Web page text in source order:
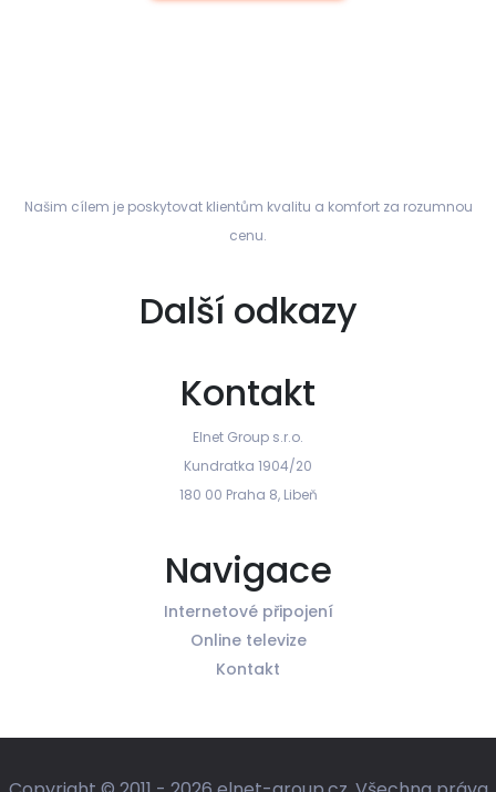
Našim cílem je poskytovat klientům kvalitu a komfort za rozumnou
cenu.
Další odkazy
Kontakt
Elnet Group s.r.o.
Kundratka 1904/20
180 00 Praha 8, Libeň
Navigace
Internetové připojení
Online televize
Kontakt